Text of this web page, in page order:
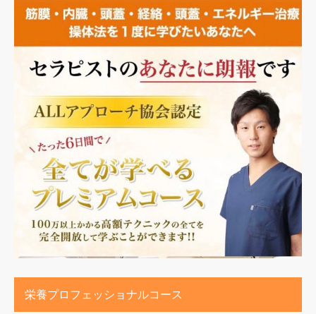
栄養プロフェッショナルコース